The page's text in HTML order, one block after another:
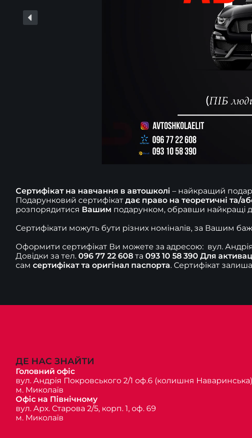
Сертифікат на навчання в автошколі – найкращий
Подарунковий сертифікат дає право на теоретичні та/
розпорядитися Вашим подарунком, обравши найкращі
Сертифікати можуть бути різних номіналів, за Вашим
Оформити сертифікат Ви можете за адресою:  вул.
Довідки за тел. 096 77 22 608 та 093 10 58 390 Для
сам сертифікат та оригінал паспорта. Сертифікат
ДЕ НАС ЗНАЙТИ
Головний офіс
вул. Андрія Покровського 2/1 оф.6 (колишня
м. Миколаїв
Офіс на Північному
вул. Арх. Старова 2/5, корп. 1, оф. 69
м. Миколаїв